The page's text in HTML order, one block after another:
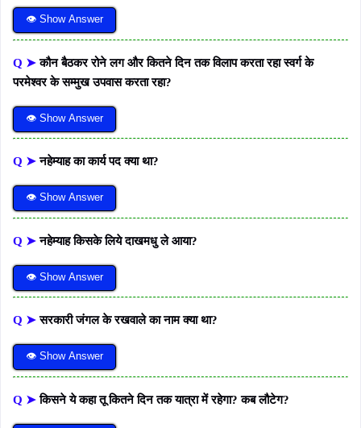
👁 Show Answer
Q ➤कौन बैठकर रोने लग और कितने दिन तक विलाप करता रहा स्वर्ग के
परमेश्वर के सम्मुख उपवास करता रहा?
👁 Show Answer
Q ➤नहेम्याह का कार्य पद क्या था?
👁 Show Answer
Q ➤नहेम्याह किसके लिये दाखमधु ले आया?
👁 Show Answer
Q ➤सरकारी जंगल के रखवाले का नाम क्या था?
👁 Show Answer
Q ➤किसने ये कहा तू कितने दिन तक यात्रा में रहेगा? कब लौटेग?